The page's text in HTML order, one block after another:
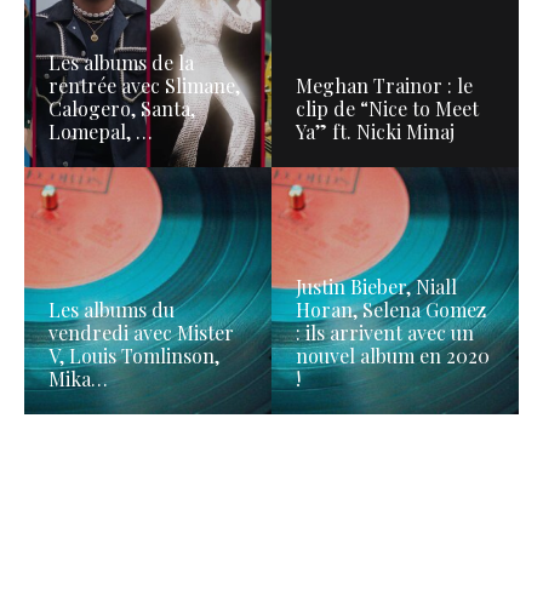
Les albums de la
rentrée avec Slimane,
Calogero, Santa,
Lomepal, …
Meghan Trainor : le
clip de “Nice to Meet
Ya” ft. Nicki Minaj
Les albums du
vendredi avec Mister
V, Louis Tomlinson,
Mika…
Justin Bieber, Niall
Horan, Selena Gomez
: ils arrivent avec un
nouvel album en 2020
!